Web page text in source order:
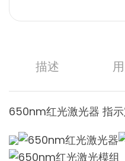
描述
650nm红光激光器 指